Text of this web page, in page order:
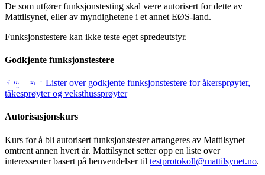
De som utfører funksjonstesting skal være autorisert for dette av
Mattilsynet, eller av myndighetene i et annet EØS-land.
Funksjonstestere kan ikke teste eget spredeutstyr.
Godkjente funksjonstestere
Lister over godkjente funksjonstestere for åkersprøyter,
tåkesprøyter og veksthussprøyter
Autorisasjonskurs
Kurs for å bli autorisert funksjonstester arrangeres av Mattilsynet
omtrent annen hvert år. Mattilsynet setter opp en liste over
interessenter basert på henvendelser til testprotokoll@mattilsynet.no.